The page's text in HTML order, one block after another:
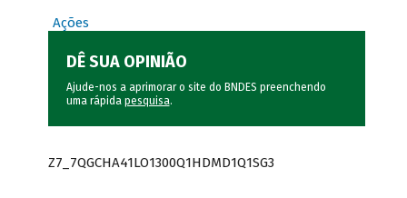
Ações
DÊ SUA OPINIÃO
Ajude-nos a aprimorar o site do BNDES preenchendo
uma rápida pesquisa.
Z7_7QGCHA41LO1300Q1HDMD1Q1SG3